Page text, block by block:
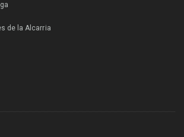
de la Alcarria